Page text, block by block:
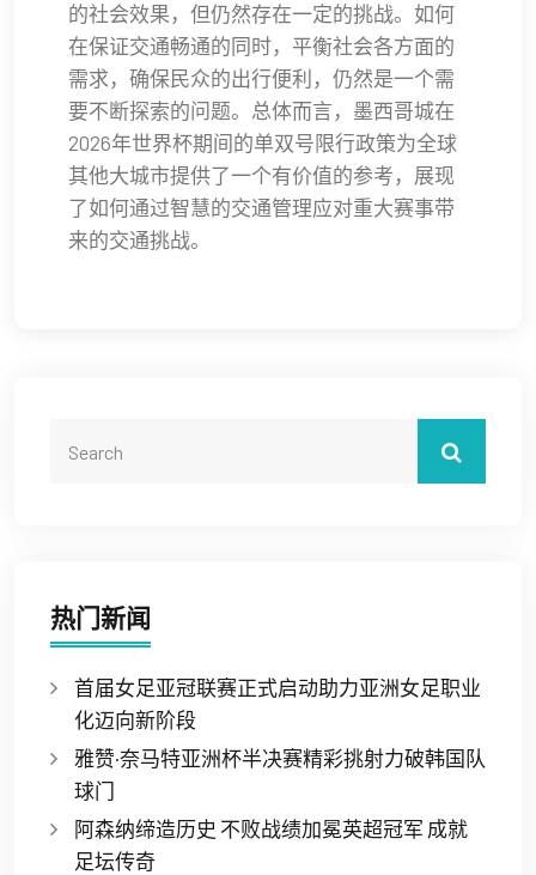
的社会效果，但仍然存在一定的挑战。如何
在保证交通畅通的同时，平衡社会各方面的
需求，确保民众的出行便利，仍然是一个需
要不断探索的问题。总体而言，墨西哥城在
2026年世界杯期间的单双号限行政策为全球
其他大城市提供了一个有价值的参考，展现
了如何通过智慧的交通管理应对重大赛事带
来的交通挑战。
热门新闻
首届女足亚冠联赛正式启动助力亚洲女足职业
化迈向新阶段
雅赞·奈马特亚洲杯半决赛精彩挑射力破韩国队
球门
阿森纳缔造历史 不败战绩加冕英超冠军 成就
足坛传奇